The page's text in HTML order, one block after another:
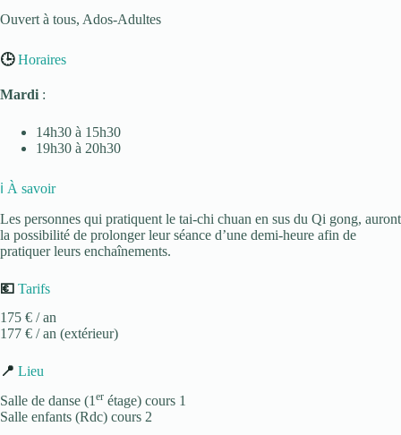
Ouvert à tous, Ados-Adultes
🕒 Horaires
Mardi :
14h30 à 15h30
19h30 à 20h30
ℹ️ À savoir
Les personnes qui pratiquent le tai-chi chuan en sus du Qi gong, auront
la possibilité de prolonger leur séance d’une demi-heure afin de
pratiquer leurs enchaînements.
💶 Tarifs
175 € / an
177 € / an (extérieur)
📍 Lieu
Salle de danse (1 er étage) cours 1
Salle enfants (Rdc) cours 2